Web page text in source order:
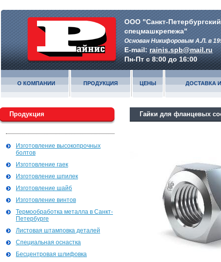
ООО "Санкт-
спецмашкрепежа"
Основан Никифоровым А.Л. в
E-mail:rainis.spb@mail.ru
Пн-Пт с 8:00 до 16:00
О КОМПАНИИ ПРОДУКЦИЯ ЦЕНЫ ДОСТАВКА
Продукция
Изготовление высокопрочных
болтов
Изготовление гаек
Изготовление шпилек
Изготовление шайб
Изготовление винтов
Термообработка металла в Санкт-
Петербурге
Листовая штамповка деталей
Специальная оснастка
Бесцентровая шлифовка
Гайки для фланцевых